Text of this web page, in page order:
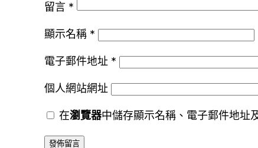
留言 *
顯示名稱 *
電子郵件地址 *
個人網站網址
在瀏覽器中儲存顯示名稱、電子郵件地址